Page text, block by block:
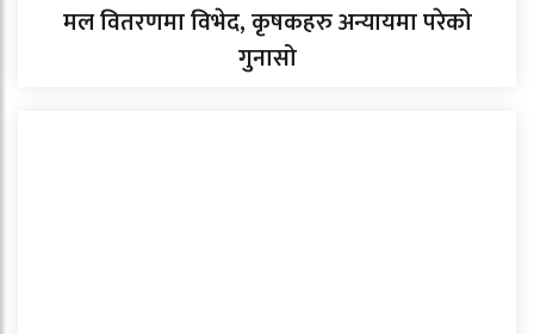
मल वितरणमा विभेद, कृषकहरु अन्यायमा परेको
गुनासो